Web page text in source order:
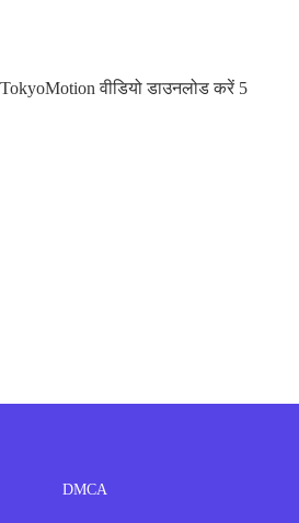
वीडियो डाउनलोड करें 5
DMCA